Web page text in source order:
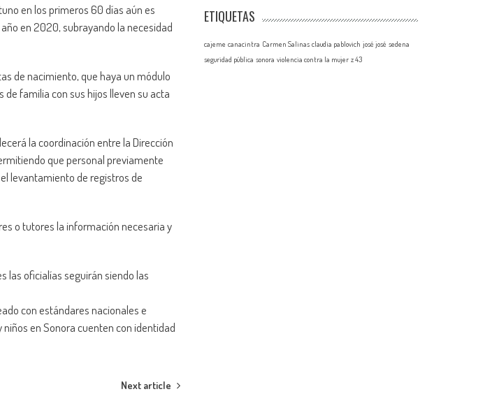
en los primeros 60 días aún es
en 2020, subrayando la necesidad
de nacimiento, que haya un módulo
familia con sus hijos lleven su acta
la coordinación entre la Dirección
que personal previamente
levantamiento de registros de
o tutores la información necesaria y
las oficialías seguirán siendo las
con estándares nacionales e
en Sonora cuenten con identidad
Next article
ETIQUETAS
cajeme canacintra Carmen Salinas claudia pablovich josé josé sedena
seguridad pública sonora violencia contra la mujer z 43